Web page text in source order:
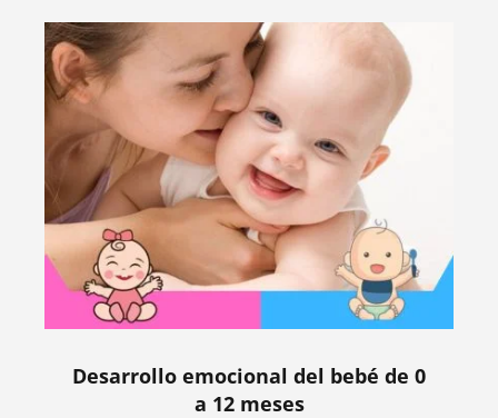
Desarrollo emocional del bebé de 0
a 12 meses